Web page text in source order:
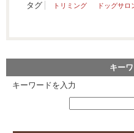
タグ トリミング ドッグサロ
キー
キーワードを入力